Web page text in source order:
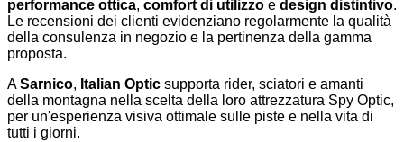
performance ottica, comfort di utilizzo e design distintivo.
Le recensioni dei clienti evidenziano regolarmente la qualità
della consulenza in negozio e la pertinenza della gamma
proposta.
ASarnico, Italian Optic supporta rider, sciatori e amanti
della montagna nella scelta della loro attrezzatura Spy Optic,
per un'esperienza visiva ottimale sulle piste e nella vita di
tutti i giorni.